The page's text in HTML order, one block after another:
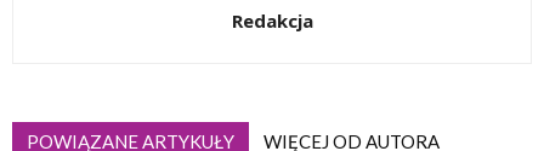
Redakcja
POWIĄZANE ARTYKUŁY WIĘCEJ OD AUTORA